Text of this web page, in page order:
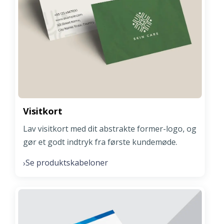
Visitkort
Lav visitkort med dit abstrakte former-logo, og
gør et godt indtryk fra første kundemøde.
›Se produktskabeloner